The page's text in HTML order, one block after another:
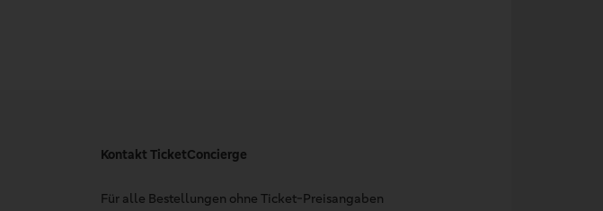
Kontakt TicketConcierge
Für alle Bestellungen ohne Ticket-Preisangaben